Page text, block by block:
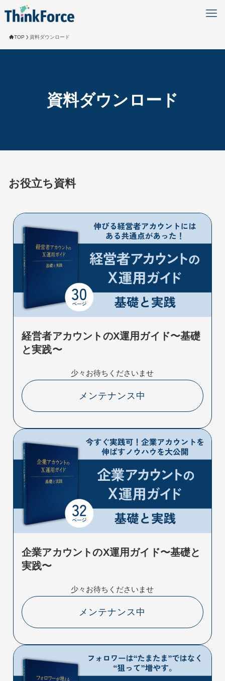
TOP 資料ダウンロード
資料ダウンロード
お役立ち資料
経営者アカウントのX運用ガイド〜基礎
と実践〜
少々お待ちくださいませ
メンテナンス中
企業アカウントのX運用ガイド〜基礎と
実践〜
少々お待ちくださいませ
メンテナンス中